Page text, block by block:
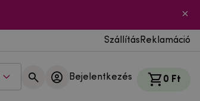
Szállítás Reklamáció
Bejelentkezés 0 Ft